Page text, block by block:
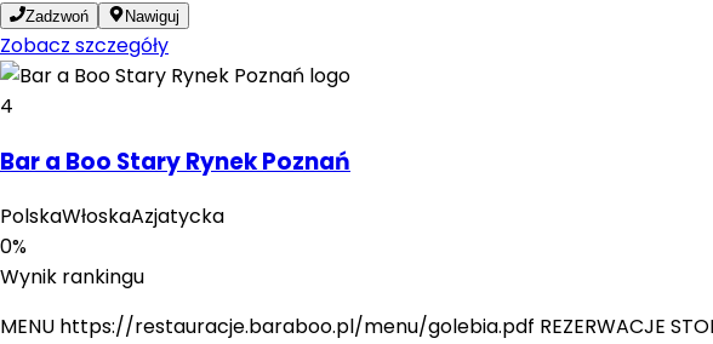
Zadzwoń Nawiguj
Zobacz szczegóły
4
Bar a Boo Stary Rynek Poznań
PolskaWłoskaAzjatycka
0%
Wynik rankingu
MENU https://restauracje.baraboo.pl/menu/golebia.pdf REZERWACJE